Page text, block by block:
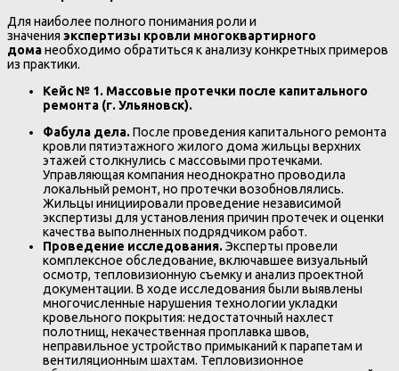
Для наиболее полного понимания роли и
значения экспертизы кровли многоквартирного
доманеобходимо обратиться к анализу конкретных примеров
из практики.
Кейс № 1. Массовые протечки после капитального
ремонта (г. Ульяновск).
Фабула дела.После проведения капитального ремонта
кровли пятиэтажного жилого дома жильцы верхних
этажей столкнулись с массовыми протечками.
Управляющая компания неоднократно проводила
локальный ремонт, но протечки возобновлялись.
Жильцы инициировали проведение независимой
экспертизы для установления причин протечек и оценки
качества выполненных подрядчиком работ.
Проведение исследования.Эксперты провели
комплексное обследование, включавшее визуальный
осмотр, тепловизионную съемку и анализ проектной
документации. В ходе исследования были выявлены
многочисленные нарушения технологии укладки
кровельного покрытия: недостаточный нахлест
полотнищ, некачественная проплавка швов,
неправильное устройство примыканий к парапетам и
вентиляционным шахтам. Тепловизионное